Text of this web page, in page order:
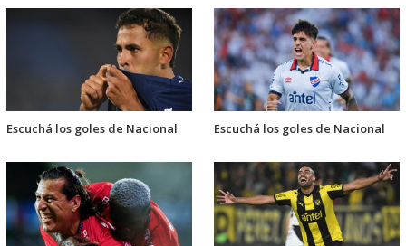
Escuchá los goles de Nacional Escuchá los goles de Nacional